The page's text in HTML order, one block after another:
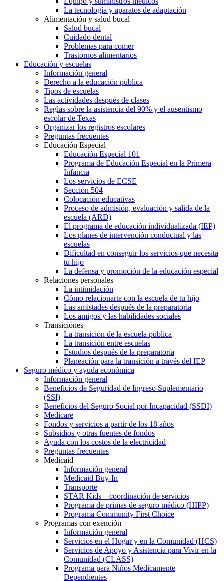
La tecnología y aparatos de adaptación
Alimentación y salud bucal
Salud bucal
Cuidado dental
Problemas para comer
Trastornos alimentarios
Educación y escuelas
Información general
Derecho a la educación pública
Tipos de escuelas
Las actividades después de clases
Reglas sobre la asistencia del 90% y el ausentismo
escolar de Texas
Organizar los registros escolares
Preguntas frecuentes
Educación Especial
Educación Especial 101
Programa de Educación Especial en la Primera
Infancia
Los servicios de ECSE
Sección 504
Colocación educativas
Proceso de admisión, evaluación y salida de la
escuela (ARD)
El programa de educación individualizada (IEP)
Los planes de intervención conductual y las
escuelas
Dificultad en conseguir los servicios que necesita
tu hijo
La defensa y promoción de la educación especial
Relaciones personales
La intimidación
Cómo relacionarte con la escuela de tu hijo
Las amistades después de la preparatoria
Los amigos y las habilidades sociales
Transiciónes
La transición de la escuela pública
La transición entre escuelas
Estudios después de la preparatoria
Planeación para la transición a través del IEP
Seguro médico y ayuda económica
Información general
Beneficios de Seguridad de Ingreso Suplementario
(SSI)
Beneficios del Seguro Social por Incapacidad (SSDI)
Medicare
Fondos y servicios a partir de los 18 años
Subsidios y otras fuentes de fondos
Ayuda con los costos de la electricidad
Preguntas frecuentes
Medicaid
Información general
Medicaid Buy-In
Transporte
STAR Kids – coordinación de servicios
Programa de primas de seguro médico (HIPP)
Programa Community First Choice
Programas con exención
Información general
Servicios en el Hogar y en la Comunidad (HCS)
Servicios de Apoyo y Asistencia para Vivir en la
Comunidad (CLASS)
Programa para Niños Médicamente
Dependientes